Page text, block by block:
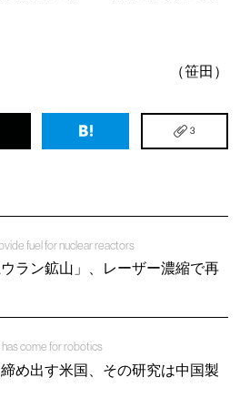
（笹田）
3
fuel for nuclear reactors
ラン鉱山」、レーザー濃縮で再
has come for robotics
め出す米国、その研究は中国製